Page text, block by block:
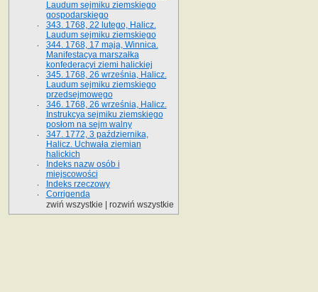
Laudum sejmiku ziemskiego
gospodarskiego
343. 1768, 22 lutego, Halicz.
Laudum sejmiku ziemskiego
344. 1768, 17 maja, Winnica.
Manifestacya marszałka
konfederacyi ziemi halickiej
345. 1768, 26 września, Halicz.
Laudum sejmiku ziemskiego
przedsejmowego
346. 1768, 26 września, Halicz.
Instrukcya sejmiku ziemskiego
posłom na sejm walny
347. 1772, 3 października,
Halicz. Uchwała ziemian
halickich
Indeks nazw osób i
miejscowości
Indeks rzeczowy
Corrigenda
zwiń wszystkie
rozwiń wszystkie